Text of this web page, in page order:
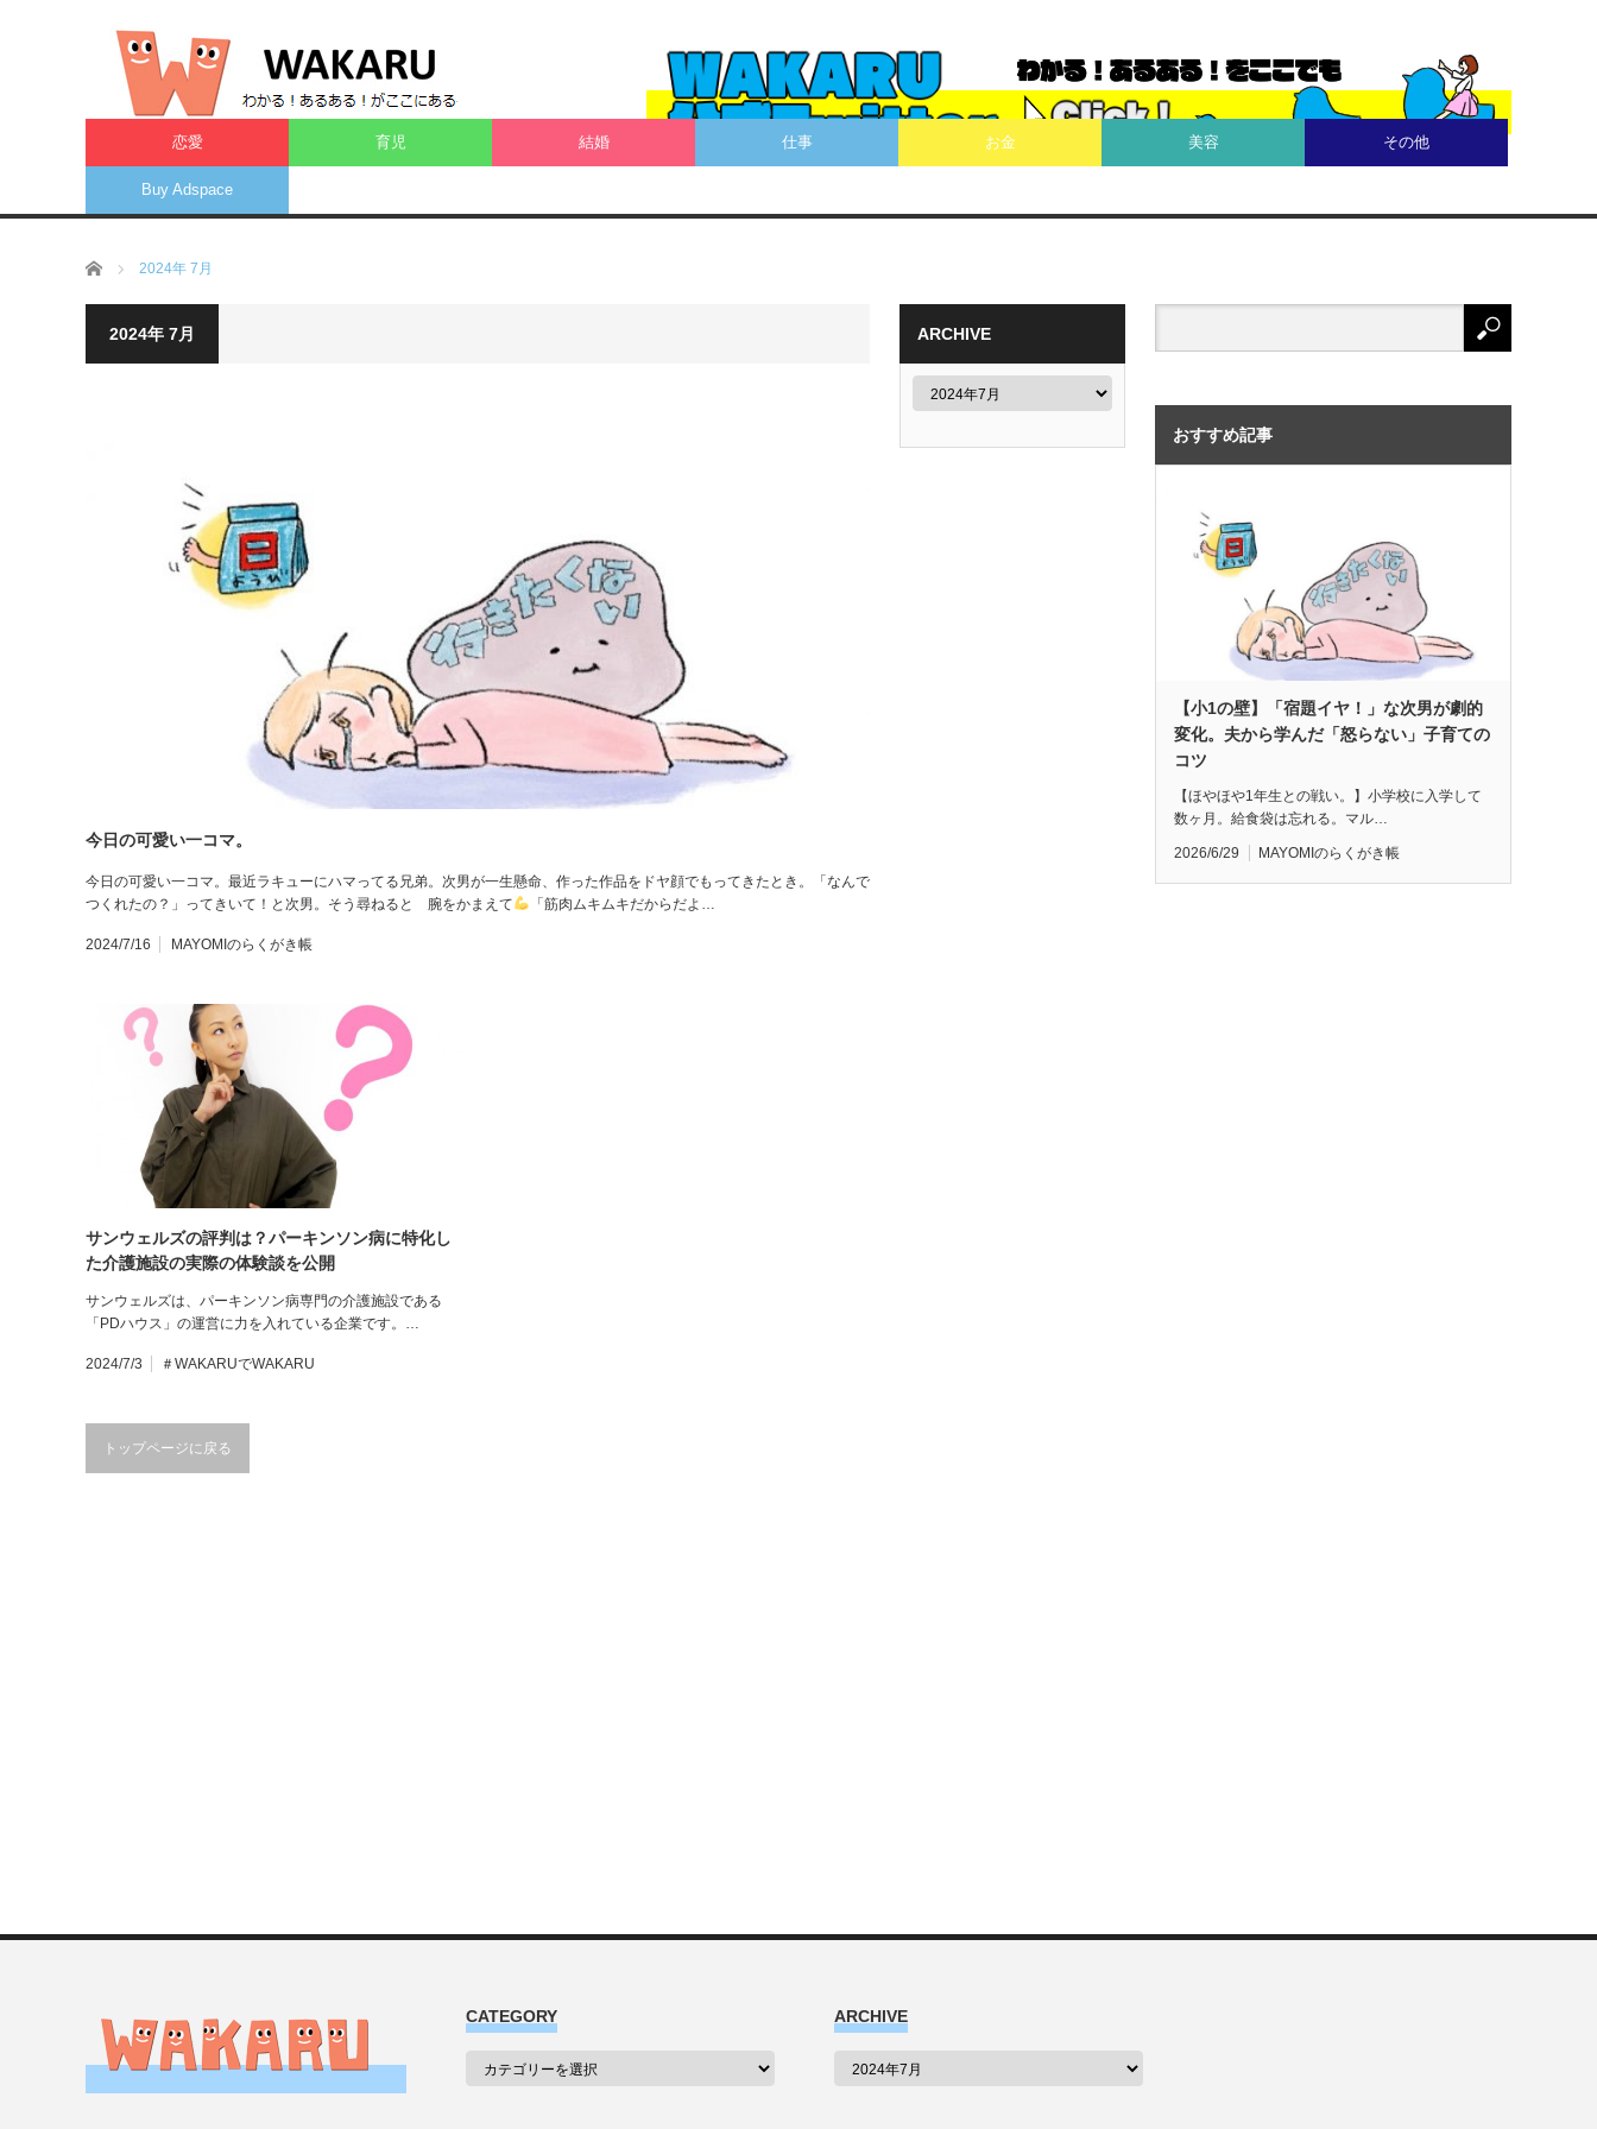
恋愛 育児 結婚 仕事 お金 美容 その他
Buy Adspace
ホーム 2024年 7月
2024年 7月
今日の可愛い一コマ。
今日の可愛い一コマ。最近ラキューにハマってる兄弟。次男が一生懸命、作った作品をドヤ顔でもってきたとき。「なんで
つくれたの？」ってきいて！と次男。そう尋ねると 腕をかまえて
「筋肉ムキムキだからだよ…
2024/7/16 MAYOMIのらくがき帳
サンウェルズの評判は？パーキンソン病に特化し
た介護施設の実際の体験談を公開
サンウェルズは、パーキンソン病専門の介護施設である
「PDハウス」の運営に力を入れている企業です。…
2024/7/3 ＃WAKARUでWAKARU
トップページに戻る
ARCHIVE
おすすめ記事
【小1の壁】「宿題イヤ！」な次男が劇的
変化。夫から学んだ「怒らない」子育ての
コツ
【ほやほや1年生との戦い。】小学校に入学して
数ヶ月。給食袋は忘れる。マル…
2026/6/29 MAYOMIのらくがき帳
CATEGORY ARCHIVE